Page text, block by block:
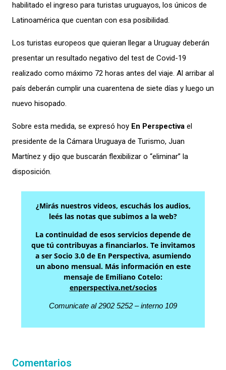
habilitado el ingreso para turistas uruguayos, los únicos de
Latinoamérica que cuentan con esa posibilidad.
Los turistas europeos que quieran llegar a Uruguay deberán
presentar un resultado negativo del test de Covid-19
realizado como máximo 72 horas antes del viaje. Al arribar al
país deberán cumplir una cuarentena de siete días y luego un
nuevo hisopado.
Sobre esta medida, se expresó hoy En Perspectiva el
presidente de la Cámara Uruguaya de Turismo, Juan
Martínez y dijo que buscarán flexibilizar o “eliminar” la
disposición.
¿Mirás nuestros videos, escuchás los audios,
leés las notas que subimos a la web?
La continuidad de esos servicios depende de
que tú contribuyas a financiarlos. Te invitamos
a ser Socio 3.0 de En Perspectiva, asumiendo
un abono mensual. Más información en este
mensaje de Emiliano Cotelo:
enperspectiva.net/socios
Comunicate al 2902 5252 – interno 109
Comentarios